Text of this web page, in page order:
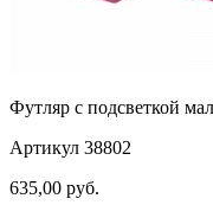
Футляр с подсветкой
Артикул 38802
635,00 руб.